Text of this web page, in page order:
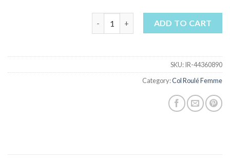
col roulé femme quantityADD TO CART
SKU:IR-44360890
Category:Col Roulé Femme